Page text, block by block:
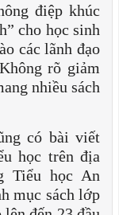
điệp khúc
cho học sinh
các lãnh đạo
rõ giảm
nhiều sách
có bài viết
học trên địa
Tiểu học An
mục sách lớp